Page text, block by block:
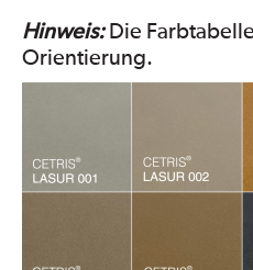
Hinweis:Die
Orientierung.